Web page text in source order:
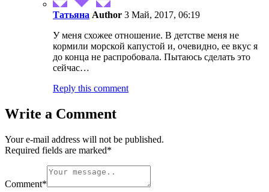
Татьяна Author 3 Май, 2017, 06:19
У меня схожее отношение. В детстве меня не
кормили морской капустой и, очевидно, ее вкус я
до конца не распробовала. Пытаюсь сделать это
сейчас…
Reply this comment
Write a Comment
Your e-mail address will not be published.
Required fields are marked*
Comment*